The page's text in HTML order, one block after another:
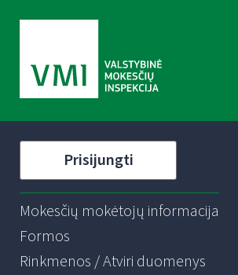
Prisijungti
Mokesčių mokėtojų informacija
Formos
Rinkmenos / Atviri duomenys